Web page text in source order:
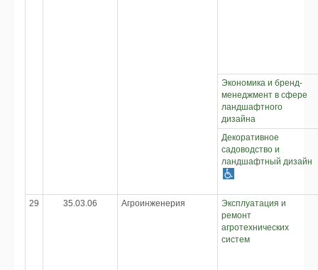
Экономика и бренд-
менеджмент в сфере
ландшафтного
дизайна
Декоративное
садоводство и
ландшафтный дизайн
29 35.03.06 Агроинженерия
Эксплуатация и
ремонт
агротехнических
систем